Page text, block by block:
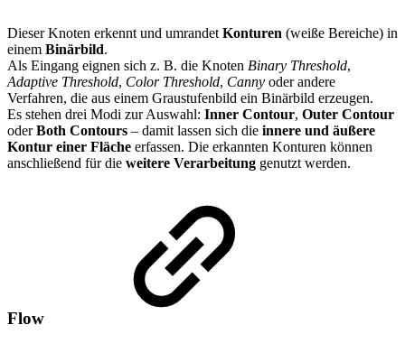
Dieser Knoten erkennt und umrandet Konturen (weiße Bereiche) in
einem Binärbild.
Als Eingang eignen sich z. B. die Knoten Binary Threshold,
Adaptive Threshold, Color Threshold, Canny oder andere
Verfahren, die aus einem Graustufenbild ein Binärbild erzeugen.
Es stehen drei Modi zur Auswahl: Inner Contour, Outer Contour
oderBoth Contours – damit lassen sich die innere und äußere
Kontur einer Fläche erfassen. Die erkannten Konturen können
anschließend für die weitere Verarbeitung genutzt werden.
Flow